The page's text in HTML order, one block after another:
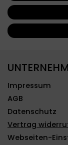
Impressum
AGB
Datenschutz
Vertrag
Webseiten-